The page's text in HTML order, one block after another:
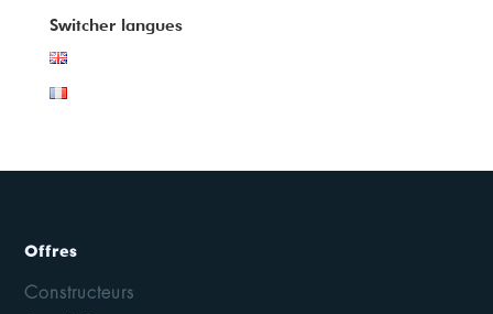
Switcher langues
Offres
Constructeurs